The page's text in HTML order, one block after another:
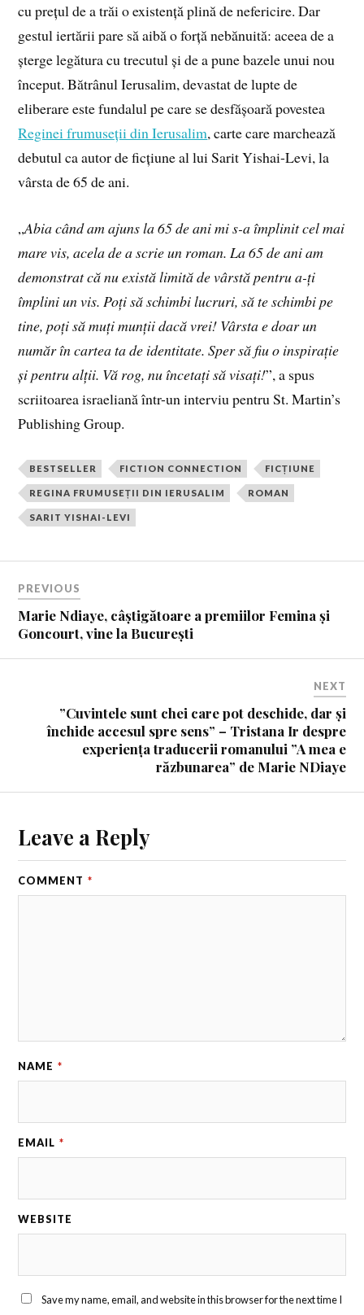
cu prețul de a trăi o existență plină de nefericire. Dar
gestul iertării pare să aibă o forță nebănuită: aceea de a
șterge legătura cu trecutul și de a pune bazele unui nou
început. Bătrânul Ierusalim, devastat de lupte de
eliberare este fundalul pe care se desfășoară povestea
Reginei frumuseții din Ierusalim, carte care marchează
debutul ca autor de ficțiune al lui Sarit Yishai-Levi, la
vârsta de 65 de ani.
„Abia când am ajuns la 65 de ani mi s-a împlinit cel mai
mare vis, acela de a scrie un roman. La 65 de ani am
demonstrat că nu există limită de vârstă pentru a-ți
împlini un vis. Poți să schimbi lucruri, să te schimbi pe
tine, poți să muți munții dacă vrei! Vârsta e doar un
număr în cartea ta de identitate. Sper să fiu o inspirație
și pentru alții. Vă rog, nu încetați să visați!”, a spus
scriitoarea israeliană într-un interviu pentru St. Martin’s
Publishing Group.
BESTSELLER FICTION CONNECTION FICȚIUNE
REGINA FRUMUSEȚII DIN IERUSALIM ROMAN
SARIT YISHAI-LEVI
PREVIOUS
Marie Ndiaye, câștigătoare a premiilor Femina și
Goncourt, vine la București
NEXT
”Cuvintele sunt chei care pot deschide, dar și
închide accesul spre sens” – Tristana Ir despre
experiența traducerii romanului ”A mea e
răzbunarea” de Marie NDiaye
Leave a Reply
COMMENT *
NAME *
EMAIL *
WEBSITE
Save my name, email, and website in this browser for the next time I